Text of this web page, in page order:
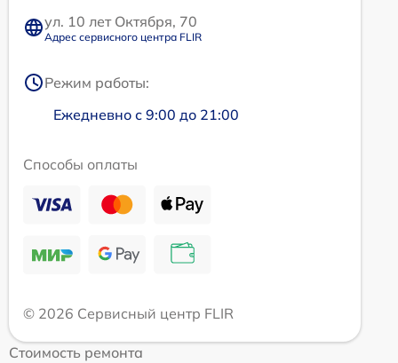
ул. 10 лет Октября, 70
Адрес сервисного центра FLIR
Режим работы:
Ежедневно с 9:00 до 21:00
Способы оплаты
© 2026 Сервисный центр FLIR
Стоимость ремонта